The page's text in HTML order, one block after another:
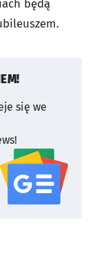
będą
się we
serwisu